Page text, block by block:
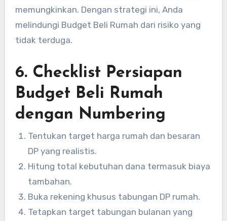
memungkinkan. Dengan strategi ini, Anda
melindungi Budget Beli Rumah dari risiko yang
tidak terduga.
6. Checklist Persiapan
Budget Beli Rumah
dengan Numbering
Tentukan target harga rumah dan besaran
DP yang realistis.
Hitung total kebutuhan dana termasuk biaya
tambahan.
Buka rekening khusus tabungan DP rumah.
Tetapkan target tabungan bulanan yang